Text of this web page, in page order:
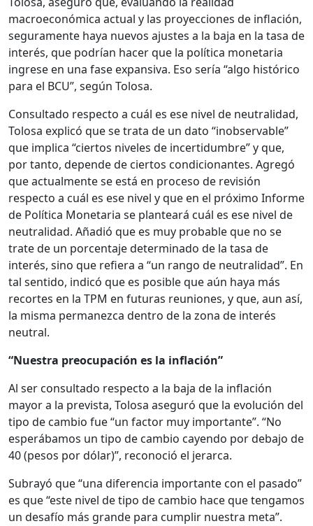
macroeconómica actual y las proyecciones de inflación,
seguramente haya nuevos ajustes a la baja en la tasa de
interés, que podrían hacer que la política monetaria
ingrese en una fase expansiva. Eso sería “algo histórico
para el BCU”, según Tolosa.
Consultado respecto a cuál es ese nivel de neutralidad,
Tolosa explicó que se trata de un dato “inobservable”
que implica “ciertos niveles de incertidumbre” y que,
por tanto, depende de ciertos condicionantes. Agregó
que actualmente se está en proceso de revisión
respecto a cuál es ese nivel y que en el próximo Informe
de Política Monetaria se planteará cuál es ese nivel de
neutralidad. Añadió que es muy probable que no se
trate de un porcentaje determinado de la tasa de
interés, sino que refiera a “un rango de neutralidad”. En
tal sentido, indicó que es posible que aún haya más
recortes en la TPM en futuras reuniones, y que, aun así,
la misma permanezca dentro de la zona de interés
neutral.
“Nuestra preocupación es la inflación”
Al ser consultado respecto a la baja de la inflación
mayor a la prevista, Tolosa aseguró que la evolución del
tipo de cambio fue “un factor muy importante”. “No
esperábamos un tipo de cambio cayendo por debajo de
40 (pesos por dólar)”, reconoció el jerarca.
Subrayó que “una diferencia importante con el pasado”
es que “este nivel de tipo de cambio hace que tengamos
un desafío más grande para cumplir nuestra meta”.